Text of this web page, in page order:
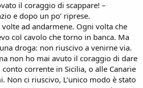
il coraggio di scappare! –
e dopo un po’ riprese.
volte ad andarmene. Ogni volta che
col cavolo che torno in banca. Ma
droga: non riuscivo a venirne via.
non ho mai avuto il coraggio di dare
corrente in Sicilia, o alle Canarie
Non ci riuscivo, L’unico modo è stato